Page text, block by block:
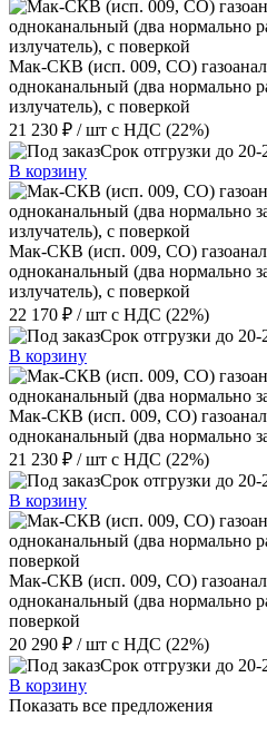
Мак-СКВ (исп. 009, СО)
одноканальный (два нормально
излучатель), с поверкой
21 230 ₽ / шт с НДС (22%)
Срок отгрузки до
В корзину
Мак-СКВ (исп. 009, СО)
одноканальный (два нормально
излучатель), с поверкой
22 170 ₽ / шт с НДС (22%)
Срок отгрузки до
В корзину
Мак-СКВ (исп. 009, СО)
одноканальный (два нормально
21 230 ₽ / шт с НДС (22%)
Срок отгрузки до
В корзину
Мак-СКВ (исп. 009, СО)
одноканальный (два нормально
поверкой
20 290 ₽ / шт с НДС (22%)
Срок отгрузки до
В корзину
Показать все предложения